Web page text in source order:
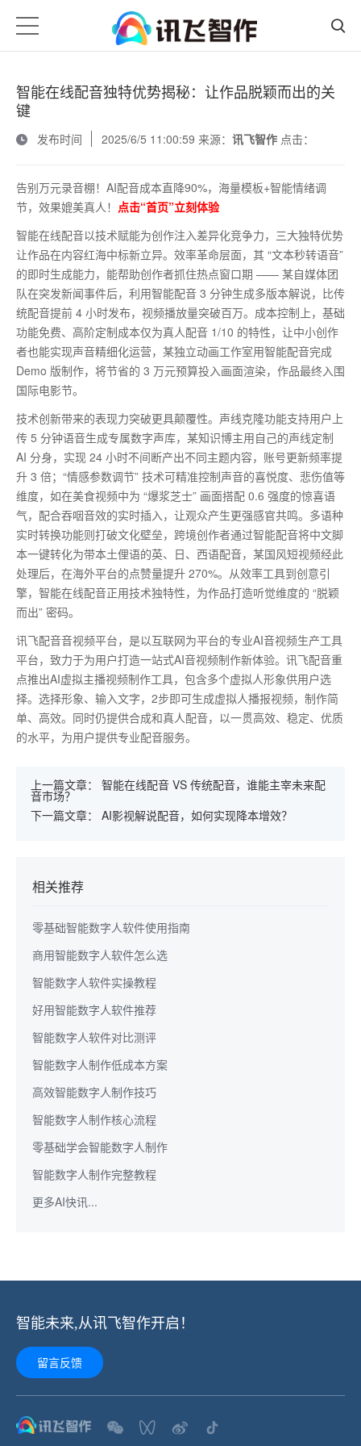
智能在线配音独特优势揭秘：让作品脱颖而出的关
键
发布时间
2025/6/5 11:00:59 来源： 讯飞智作 点击：
告别万元录音棚！AI配音成本直降90%，海量模板+智能情绪调
节，效果媲美真人！ 点击“首页”立刻体验
智能在线配音以技术赋能为创作注入差异化竞争力，三大独特优势
让作品在内容红海中标新立异。效率革命层面，其 “文本秒转语音”
的即时生成能力，能帮助创作者抓住热点窗口期 —— 某自媒体团
队在突发新闻事件后，利用智能配音 3 分钟生成多版本解说，比传
统配音提前 4 小时发布，视频播放量突破百万。成本控制上，基础
功能免费、高阶定制成本仅为真人配音 1/10 的特性，让中小创作
者也能实现声音精细化运营，某独立动画工作室用智能配音完成
Demo 版制作，将节省的 3 万元预算投入画面渲染，作品最终入围
国际电影节。
技术创新带来的表现力突破更具颠覆性。声线克隆功能支持用户上
传 5 分钟语音生成专属数字声库，某知识博主用自己的声线定制
AI 分身，实现 24 小时不间断产出不同主题内容，账号更新频率提
升 3 倍；“情感参数调节” 技术可精准控制声音的喜悦度、悲伤值等
维度，如在美食视频中为 “爆浆芝士” 画面搭配 0.6 强度的惊喜语
气，配合吞咽音效的实时插入，让观众产生更强感官共鸣。多语种
实时转换功能则打破文化壁垒，跨境创作者通过智能配音将中文脚
本一键转化为带本土俚语的英、日、西语配音，某国风短视频经此
处理后，在海外平台的点赞量提升 270%。从效率工具到创意引
擎，智能在线配音正用技术独特性，为作品打造听觉维度的 “脱颖
而出” 密码。
讯飞配音音视频平台，是以互联网为平台的专业AI音视频生产工具
平台，致力于为用户打造一站式AI音视频制作新体验。讯飞配音重
点推出AI虚拟主播视频制作工具，包含多个虚拟人形象供用户选
择。选择形象、输入文字，2步即可生成虚拟人播报视频，制作简
单、高效。同时仍提供合成和真人配音，以一贯高效、稳定、优质
的水平，为用户提供专业配音服务。
上一篇文章： 智能在线配音 VS 传统配音，谁能主宰未来配
音市场？
下一篇文章： AI影视解说配音，如何实现降本增效？
相关推荐
零基础智能数字人软件使用指南
商用智能数字人软件怎么选
智能数字人软件实操教程
好用智能数字人软件推荐
智能数字人软件对比测评
智能数字人制作低成本方案
高效智能数字人制作技巧
智能数字人制作核心流程
零基础学会智能数字人制作
智能数字人制作完整教程
更多AI快讯...
智能未来,从讯飞智作开启！
留言反馈